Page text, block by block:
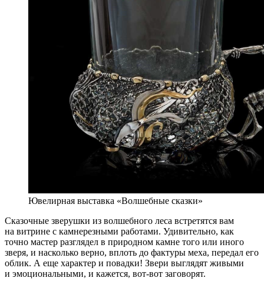
Ювелирная выставка «Волшебные сказки»
Сказочные зверушки из волшебного леса встретятся вам
на витрине с камнерезными работами. Удивительно, как
точно мастер разглядел в природном камне того или иного
зверя, и насколько верно, вплоть до фактуры меха, передал его
облик. А еще характер и повадки! Звери выглядят живыми
и эмоциональными, и кажется, вот-вот заговорят.